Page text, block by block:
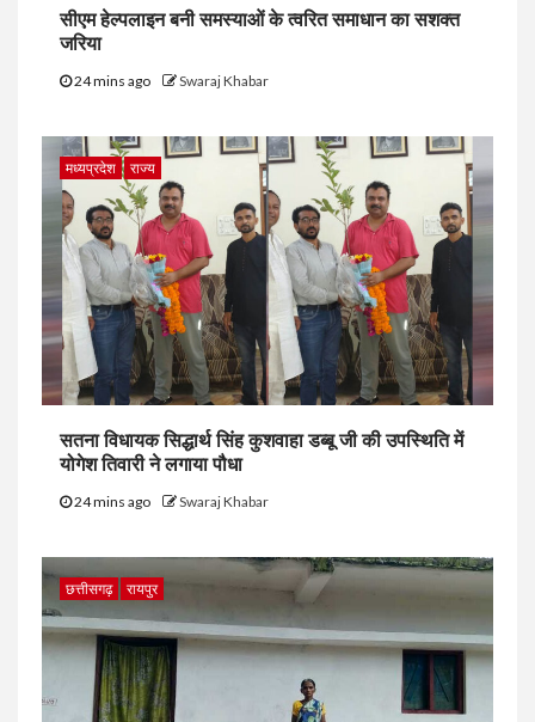
सीएम हेल्पलाइन बनी समस्याओं के त्वरित समाधान का सशक्त
जरिया
24 mins ago Swaraj Khabar
मध्यप्रदेश राज्य
सतना विधायक सिद्धार्थ सिंह कुशवाहा डब्बू जी की उपस्थिति में
योगेश तिवारी ने लगाया पौधा
24 mins ago Swaraj Khabar
छत्तीसगढ़ रायपुर